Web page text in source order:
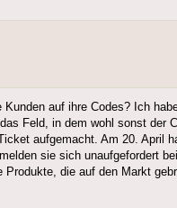
auf ihre Codes? Ich
Feld, in dem wohl sonst der
aufgemacht. Am 20. April
sie sich unaufgefordert
die auf den Markt